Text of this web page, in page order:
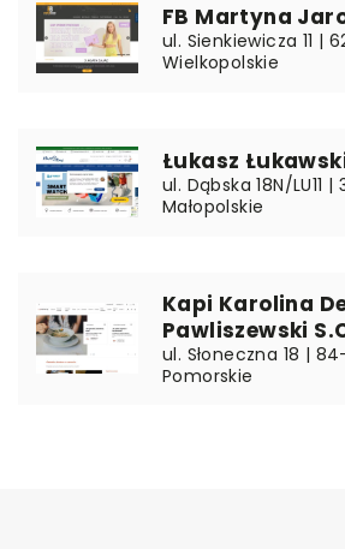
FB Martyna
ul. Sienkiewicza 11 |
Wielkopolskie
Łukasz Łukawski
ul. Dąbska 18N/LU11
Małopolskie
Kapi Karolina
Pawliszewski
ul. Słoneczna 18 |
Pomorskie